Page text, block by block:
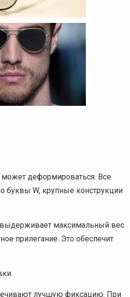
деформироваться. Все
буквы W, крупные конструкции
максимальный вес
прилегание. Это обеспечит
лучшую фиксацию. При